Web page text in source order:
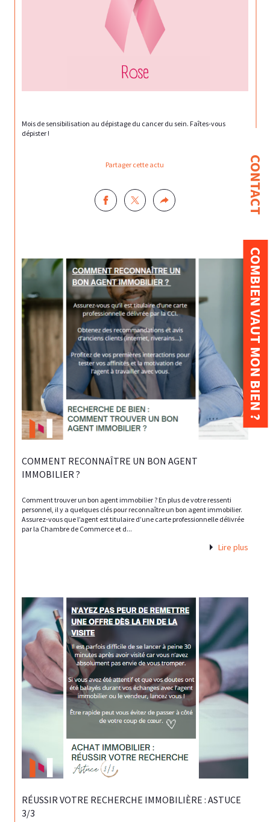
CONTACT
COMBIEN VAUT MON BIEN ?
Mois de sensibilisation au dépistage du cancer du sein. Faîtes-vous
dépister !
Partager cette actu
COMMENT RECONNAÎTRE UN BON AGENT
IMMOBILIER ?
Comment trouver un bon agent immobilier ? En plus de votre ressenti
personnel, il y a quelques clés pour reconnaître un bon agent immobilier.
Assurez-vous que l’agent est titulaire d’une carte professionnelle délivrée
par la Chambre de Commerce et d...
Lire plus
RÉUSSIR VOTRE RECHERCHE IMMOBILIÈRE : ASTUCE
3/3